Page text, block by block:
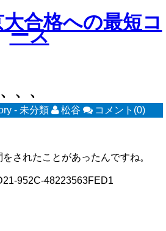
、、
- 未分類 松谷 コメント(0)
されたことがあったんですね。